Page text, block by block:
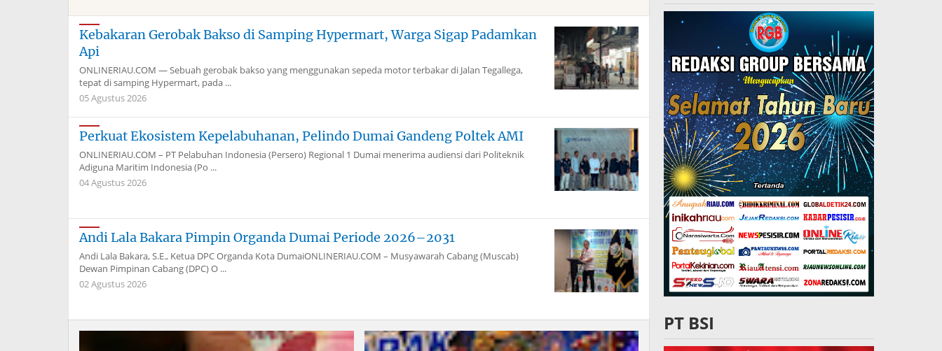
Kebakaran Gerobak Bakso di Samping Hypermart, Warga Sigap Padamkan
Api
ONLINERIAU.COM — Sebuah gerobak bakso yang menggunakan sepeda motor terbakar di Jalan Tegallega,
tepat di samping Hypermart, pada ...
05 Agustus 2026
Perkuat Ekosistem Kepelabuhanan, Pelindo Dumai Gandeng Poltek AMI
ONLINERIAU.COM – PT Pelabuhan Indonesia (Persero) Regional 1 Dumai menerima audiensi dari Politeknik
Adiguna Maritim Indonesia (Po ...
04 Agustus 2026
Andi Lala Bakara Pimpin Organda Dumai Periode 2026–2031
Andi Lala Bakara, S.E., Ketua DPC Organda Kota DumaiONLINERIAU.COM – Musyawarah Cabang (Muscab)
Dewan Pimpinan Cabang (DPC) O ...
02 Agustus 2026
PT BSI